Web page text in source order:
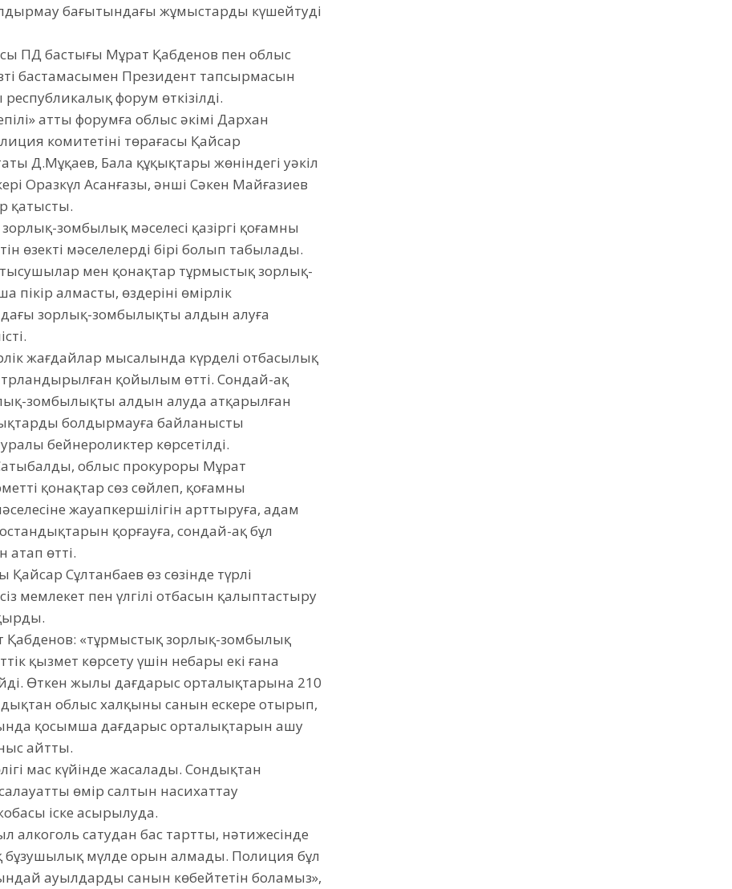
бағытындағы жұмыстарды күшейтуді
ПД бастығы Мұрат Қабденов пен облыс
бастамасымен Президент тапсырмасын
форум өткізілді.
атты форумға облыс әкімі Дархан
комитетінің төрағасы Қайсар
Д.Мұқаев, Бала құқықтары жөніндегі уәкіл
Оразкүл Асанғазы, әнші Сәкен Майғазиев
қатысты.
зомбылық мәселесі қазіргі қоғамның
өзекті мәселелердің бірі болып табылады.
мен қонақтар тұрмыстық зорлық-
алмасты, өздерінің өмірлік
зорлық-зомбылықтың алдын алуға
жағдайлар мысалында күрделі отбасылық
қойылым өтті. Сондай-ақ
зомбылықтың алдын алуда атқарылған
болдырмауға байланысты
бейнероликтер көрсетілді.
облыс прокуроры Мұрат
қонақтар сөз сөйлеп, қоғамның
жауапкершілігін арттыруға, адам
қорғауға, сондай-ақ бұл
атап өтті.
Қайсар Сұлтанбаев өз сөзінде түрлі
мемлекет пен үлгілі отбасын қалыптастыру
Қабденов: «тұрмыстық зорлық-зомбылық
қызмет көрсету үшін небары екі ғана
Өткен жылы дағдарыс орталықтарына 210
облыс халқының санын ескере отырып,
қосымша дағдарыс орталықтарын ашу
айтты.
мас күйінде жасалады. Сондықтан
өмір салтын насихаттау
іске асырылуда.
алкоголь сатудан бас тартты, нәтижесінде
бұзушылық мүлде орын алмады. Полиция бұл
ауылдардың санын көбейтетін боламыз»,